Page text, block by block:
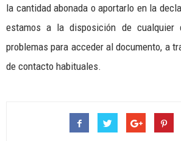
la cantidad abonada o aportarlo en la
estamos a la disposición de cualquier
problemas para acceder al documento, a
de contacto habituales.